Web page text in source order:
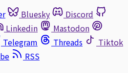
Bluesky
Discord
Linkedin
Mastodon
Telegram Threads
Tiktok
RSS